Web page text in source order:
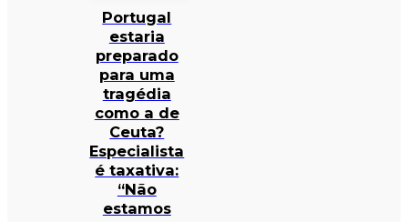
Portugal
estaria
preparado
para uma
tragédia
como a de
Ceuta?
Especialista
é taxativa:
“Não
estamos